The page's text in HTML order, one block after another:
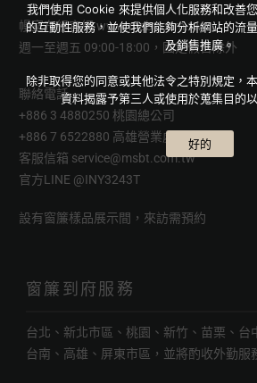
幔室布緹官網www.msbt.com.tw
週一至週五 09:00-18:00，國定假日除外
聯絡電話
+886 3 4880250 桃園總公司
+886 7 6522880 高雄營業處
客服信箱 service@msbt.com.tw
官方LINE @INY3243T
設有窗簾樣品展示間，來訪需預約
窗簾到府服務
台北、新北市區、桃園、新竹、苗栗、台
台南、高雄、屏東市區，並將酌收外勤服
我們使用 Cookie 來提供個人化服務和改善
的互動性服務，並使我們能夠分析網站的流
及銷售推廣。
除非取得您的同意或其他法令之特別規定，
資料揭露予第三人或使用於蒐集目的
好的